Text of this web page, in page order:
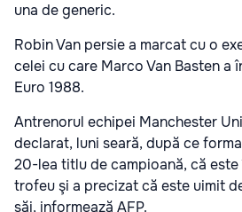
una de generic.
Robin Van persie a marcat cu o
celei cu care Marco Van Basten a
Euro 1988.
Antrenorul echipei Manchester
declarat, luni seară, după ce
20-lea titlu de campioană, că
trofeu şi a precizat că este uimit
săi, informează AFP.